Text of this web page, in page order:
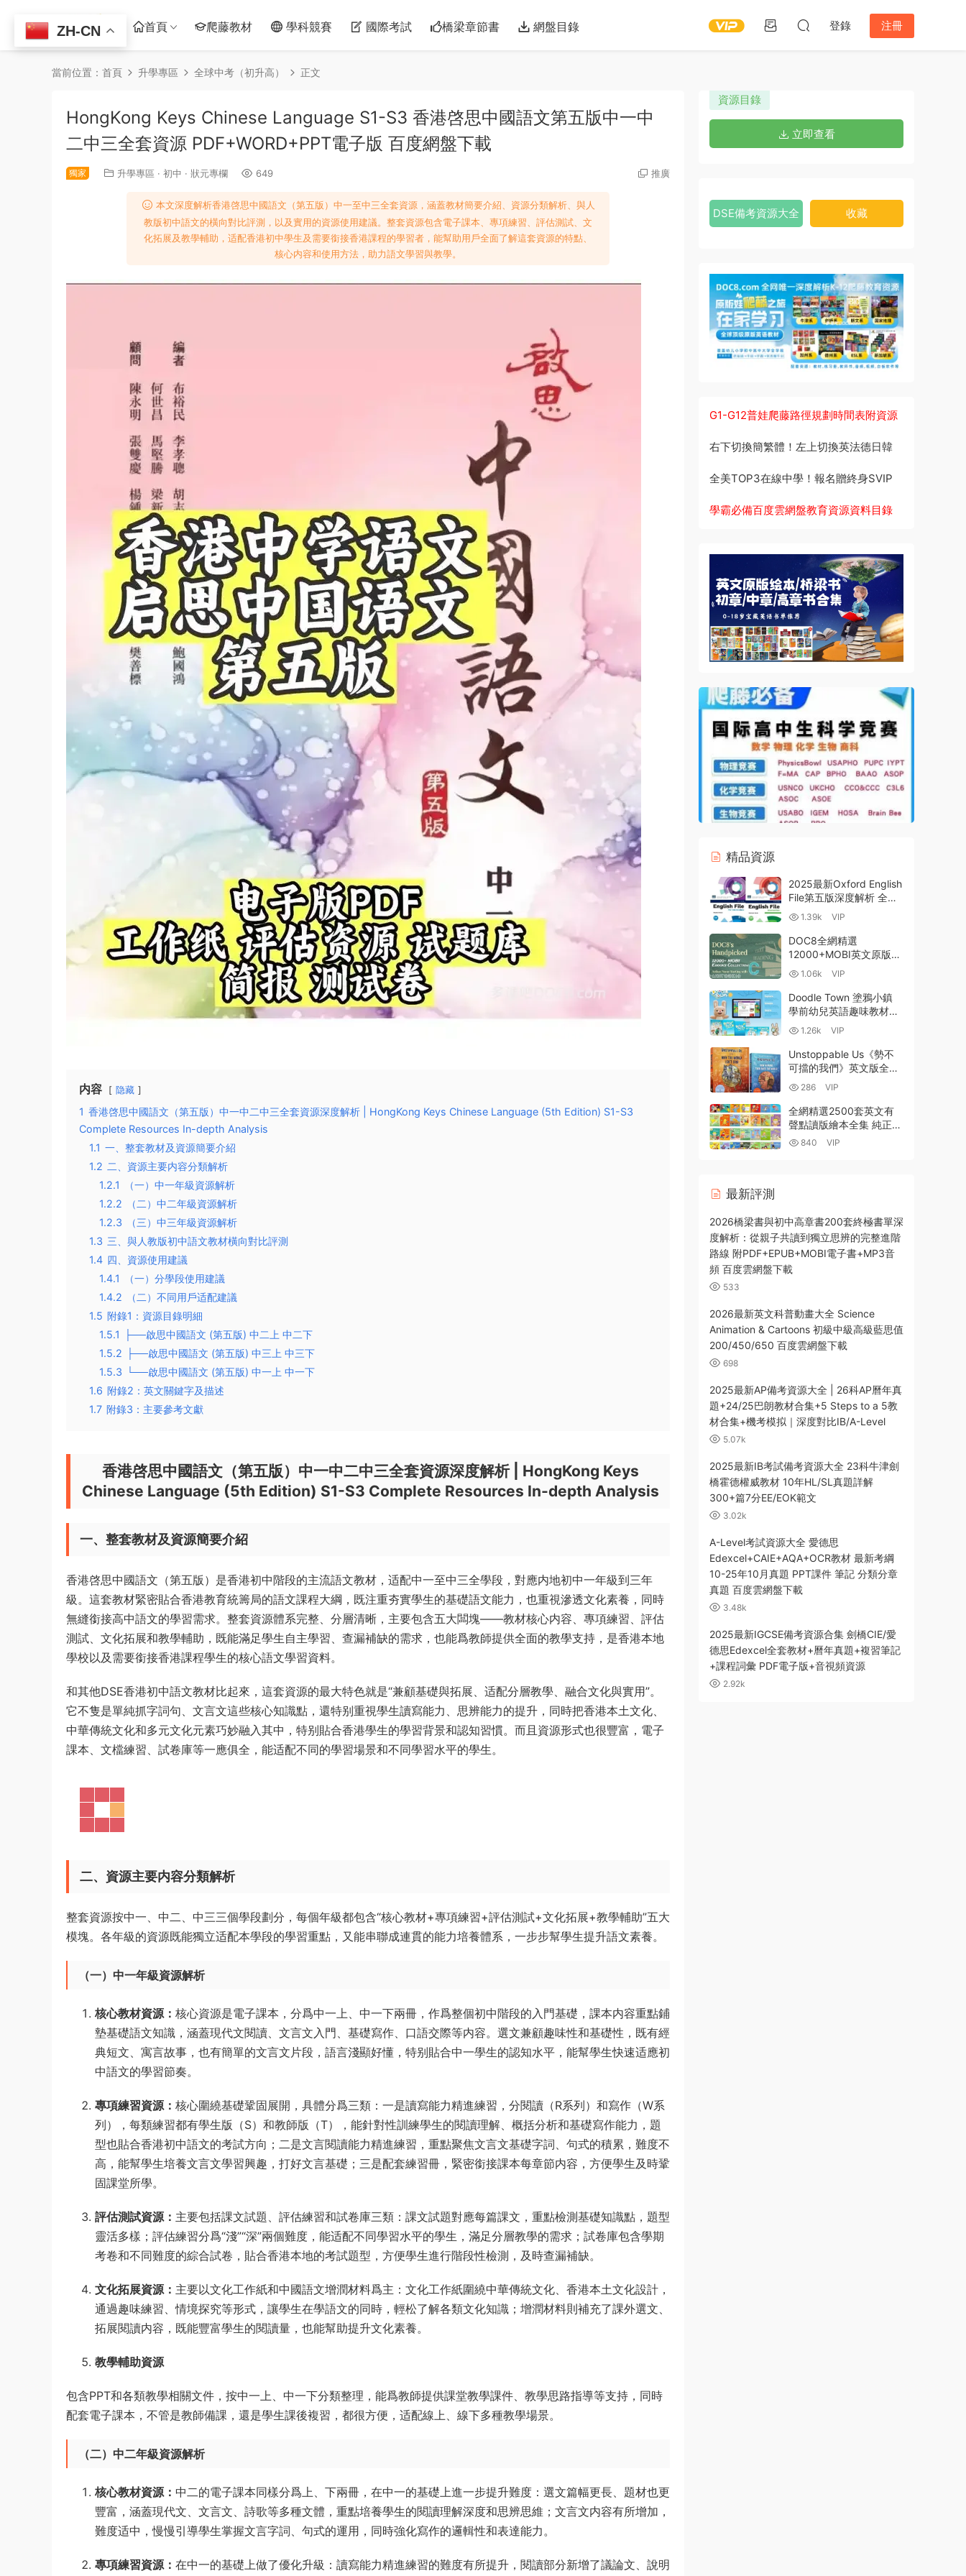
首頁 爬藤教材 學科競賽 國際考試 橋梁章節書 網盤目錄 登錄 注冊
當前位置： 首頁 升學專區 全球中考（初升高） 正文
HongKong Keys Chinese Language S1-S3 香港啓思中國語文第五版中一中
二中三全套資源 PDF+WORD+PPT電子版 百度網盤下載
獨家 升學專區 · 初中 · 狀元專欄 649 推廣
本文深度解析香港啓思中國語文（第五版）中一至中三全套資源，涵蓋教材簡要介紹、資源分類解析、與人
教版初中語文的橫向對比評測，以及實用的資源使用建議。整套資源包含電子課本、專項練習、評估測試、文
化拓展及教學輔助，适配香港初中學生及需要銜接香港課程的學習者，能幫助用戶全面了解這套資源的特點、
核心内容和使用方法，助力語文學習與教學。
内容 隐藏
1 香港啓思中國語文（第五版）中一中二中三全套資源深度解析 | HongKong Keys Chinese Language (5th Edition) S1-S3
Complete Resources In-depth Analysis
1.1 一、整套教材及資源簡要介紹
1.2 二、資源主要内容分類解析
1.2.1
（一）中一年級資源解析
1.2.2
（二）中二年級資源解析
1.2.3
（三）中三年級資源解析
1.3 三、與人教版初中語文教材橫向對比評測
1.4 四、資源使用建議
1.4.1
（一）分學段使用建議
1.4.2
（二）不同用戶适配建議
1.5 附錄1：資源目錄明細
1.5.1
├──啟思中國語文 (第五版) 中二上 中二下
1.5.2
├──啟思中國語文 (第五版) 中三上 中三下
1.5.3
└──啟思中國語文 (第五版) 中一上 中一下
1.6 附錄2：英文關鍵字及描述
1.7 附錄3：主要參考文獻
香港啓思中國語文（第五版）中一中二中三全套資源深度解析 | HongKong Keys
Chinese Language (5th Edition) S1-S3 Complete Resources In-depth Analysis
一、整套教材及資源簡要介紹
香港啓思中國語文（第五版）是香港初中階段的主流語文教材，适配中一至中三全學段，對應内地初中一年級到三年
級。這套教材緊密貼合香港教育統籌局的語文課程大綱，既注重夯實學生的基礎語文能力，也重視滲透文化素養，同時
無縫銜接高中語文的學習需求。整套資源體系完整、分層清晰，主要包含五大闆塊——教材核心内容、專項練習、評估
測試、文化拓展和教學輔助，既能滿足學生自主學習、查漏補缺的需求，也能爲教師提供全面的教學支持，是香港本地
學校以及需要銜接香港課程學生的核心語文學習資料。
和其他DSE香港初中語文教材比起來，這套資源的最大特色就是“兼顧基礎與拓展、适配分層教學、融合文化與實用”。
它不隻是單純抓字詞句、文言文這些核心知識點，還特别重視學生讀寫能力、思辨能力的提升，同時把香港本土文化、
中華傳統文化和多元文化元素巧妙融入其中，特别貼合香港學生的學習背景和認知習慣。而且資源形式也很豐富，電子
課本、文檔練習、試卷庫等一應俱全，能适配不同的學習場景和不同學習水平的學生。
二、資源主要内容分類解析
整套資源按中一、中二、中三三個學段劃分，每個年級都包含“核心教材+專項練習+評估測試+文化拓展+教學輔助”五大
模塊。各年級的資源既能獨立适配本學段的學習重點，又能串聯成連貫的能力培養體系，一步步幫學生提升語文素養。
（一）中一年級資源解析
核心教材資源： 核心資源是電子課本，分爲中一上、中一下兩冊，作爲整個初中階段的入門基礎，課本内容重點鋪
墊基礎語文知識，涵蓋現代文閱讀、文言文入門、基礎寫作、口語交際等内容。選文兼顧趣味性和基礎性，既有經
典短文、寓言故事，也有簡單的文言文片段，語言淺顯好懂，特别貼合中一學生的認知水平，能幫學生快速适應初
中語文的學習節奏。
專項練習資源： 核心圍繞基礎鞏固展開，具體分爲三類：一是讀寫能力精進練習，分閱讀（R系列）和寫作（W系
列），每類練習都有學生版（S）和教師版（T），能針對性訓練學生的閱讀理解、概括分析和基礎寫作能力，題
型也貼合香港初中語文的考試方向；二是文言閱讀能力精進練習，重點聚焦文言文基礎字詞、句式的積累，難度不
高，能幫學生培養文言文學習興趣，打好文言基礎；三是配套練習冊，緊密銜接課本每章節内容，方便學生及時鞏
固課堂所學。
評估測試資源： 主要包括課文試題、評估練習和試卷庫三類：課文試題對應每篇課文，重點檢測基礎知識點，題型
靈活多樣；評估練習分爲“淺”“深”兩個難度，能适配不同學習水平的學生，滿足分層教學的需求；試卷庫包含學期
考卷和不同難度的綜合試卷，貼合香港本地的考試題型，方便學生進行階段性檢測，及時查漏補缺。
文化拓展資源： 主要以文化工作紙和中國語文增潤材料爲主：文化工作紙圍繞中華傳統文化、香港本土文化設計，
通過趣味練習、情境探究等形式，讓學生在學語文的同時，輕松了解各類文化知識；增潤材料則補充了課外選文、
拓展閱讀内容，既能豐富學生的閱讀量，也能幫助提升文化素養。
教學輔助資源
包含PPT和各類教學相關文件，按中一上、中一下分類整理，能爲教師提供課堂教學課件、教學思路指導等支持，同時
配套電子課本，不管是教師備課，還是學生課後複習，都很方便，适配線上、線下多種教學場景。
（二）中二年級資源解析
核心教材資源： 中二的電子課本同樣分爲上、下兩冊，在中一的基礎上進一步提升難度：選文篇幅更長、題材也更
豐富，涵蓋現代文、文言文、詩歌等多種文體，重點培養學生的閱讀理解深度和思辨思維；文言文内容有所增加，
難度适中，慢慢引導學生掌握文言字詞、句式的運用，同時強化寫作的邏輯性和表達能力。
專項練習資源： 在中一的基礎上做了優化升級：讀寫能力精進練習的難度有所提升，閱讀部分新增了議論文、說明
資源目錄
立即查看
DSE備考資源大全 收藏
G1-G12普娃爬藤路徑規劃時間表附資源
右下切換簡繁體！左上切換英法德日韓
全美TOP3在線中學！報名贈終身SVIP
學霸必備百度雲網盤教育資源資料目錄
精品資源
2025最新Oxford English
File第五版深度解析 全四
級PDF電子版學生書教師
書練習冊測試 MP3音頻
MP4視頻 教學資源下載
1.39k VIP
DOC8全網精選
12000+MOBI英文原版電
子書庫（作者名以字母C
開始 C. E. Lawrence to
Cynthia Ozick） 百度雲
網盤下載
1.06k VIP
Doodle Town 塗鴉小鎮
學前幼兒英語趣味教材
PDF 學生用書 教師用書
MP3音頻 MP4視頻 教師
資源等 百度網盤下載
1.26k VIP
Unstoppable Us《勢不
可擋的我們》英文版全兩
卷電子書 人類圖文曆史叢
書PDF+EPUB電子版資源
百度網盤下載
286 VIP
全網精選2500套英文有
聲點讀版繪本全集 純正英
語發音 全彩PDF+MP3音
840 VIP
最新評測
2026橋梁書與初中高章書200套終極書單深
度解析：從親子共讀到獨立思辨的完整進階
路線 附PDF+EPUB+MOBI電子書+MP3音
頻 百度雲網盤下載
533
2026最新英文科普動畫大全 Science
Animation & Cartoons 初級中級高級藍思值
200/450/650 百度雲網盤下載
698
2025最新AP備考資源大全 | 26科AP曆年真
題+24/25巴朗教材合集+5 Steps to a 5教
材合集+機考模拟｜深度對比IB/A-Level
5.07k
2025最新IB考試備考資源大全 23科牛津劍
橋霍德權威教材 10年HL/SL真題詳解
300+篇7分EE/EOK範文
3.02k
A-Level考試資源大全 愛德思
Edexcel+CAIE+AQA+OCR教材 最新考綱
10-25年10月真題 PPT課件 筆記 分類分章
真題 百度雲網盤下載
3.48k
2025最新IGCSE備考資源合集 劍橋CIE/愛
德思Edexcel全套教材+曆年真題+複習筆記
+課程詞彙 PDF電子版+音視頻資源
2.92k
ZH-CN